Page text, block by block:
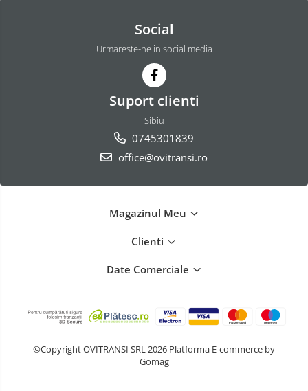
Social
Urmareste-ne in social media
Suport clienti
Sibiu
0745301839
office@ovitransi.ro
Magazinul Meu
Clienti
Date Comerciale
©Copyright OVITRANSI SRL 2026 Platforma E-commerce by
Gomag